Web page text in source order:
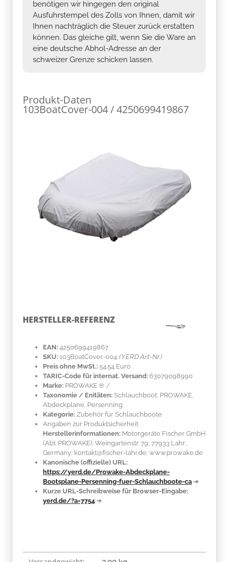
benötigen wir hingegen den original
Ausfuhrstempel des Zolls von Ihnen, damit wir
Ihnen nachträglich die Steuer zurück erstatten
können. Das gleiche gilt, wenn Sie die Ware an
eine deutsche Abhol-Adresse an der
schweizer Grenze schicken lassen.
Produkt-Daten
103BoatCover-004 / 4250699419867
HERSTELLER-REFERENZ
EAN: 4250699419867
SKU: 103BoatCover-004 (YERD Art-Nr.)
Preis ohne MwSt.: 54.54 Euro
TARIC-Code für internat. Versand: 63079098990
Marke: PROWAKE ® /
Taxonomie / Enitäten: Schlauchboot, PROWAKE,
Abdeckplane, Persenning
Kategorie: Zubehör für Schlauchboote
Angaben zur Produktsicherheit
Herstellerinformationen: Motorgeräte Fischer GmbH
(Abt. PROWAKE); Weingartenstr. 79; 77933 Lahr;
Germany; kontakt@fischer-lahr.de; www.prowake.de
Kanonische (offizielle) URL:
https://yerd.de/Prowake-Abdeckplane-
Bootsplane-Persenning-fuer-Schlauchboote-ca ➔
Kurze URL-Schreibweise für Browser-Eingabe:
yerd.de/?a=7754 ➔